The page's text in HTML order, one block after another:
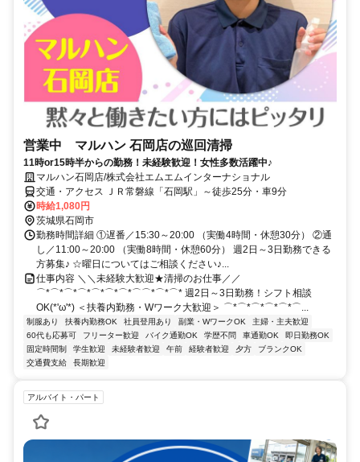
営業中 マルハン 石岡店の巡回清掃
11時or15時半からの勤務！未経験歓迎！女性多数活躍中♪
マルハン石岡店/株式会社エムエムインターナショナル
交通・アクセス ＪＲ常磐線「石岡駅」～徒歩25分・車9分
時給1,080円
茨城県石岡市
勤務時間詳細 ①遅番／15:30～20:00 （実働4時間・休憩30分） ②通
し／11:00～20:00 （実働8時間・休憩60分） 週2日～3日勤務できる
方募集♪ ☆曜日についてはご相談ください♪...
仕事内容 ＼＼未経験大歓迎★清掃のお仕事／／
⌒*⌒*⌒*⌒*⌒*⌒*⌒*⌒⌒*⌒*⌒* 週2日～3日勤務！シフト相談
OK(*'ω'*) ＜扶養内勤務・Wワーク大歓迎＞ ⌒*⌒*⌒*⌒*⌒*⌒...
制服あり 扶養内勤務OK 社員登用あり 副業・WワークOK
主婦・主夫歓迎
60代も応募可
フリーター歓迎 バイク通勤OK 学歴不問 車通勤OK
即日勤務OK
固定時間制
学生歓迎 未経験者歓迎 午前 経験者歓迎 夕方
ブランクOK
交通費支給
長期歓迎
アルバイト・パート